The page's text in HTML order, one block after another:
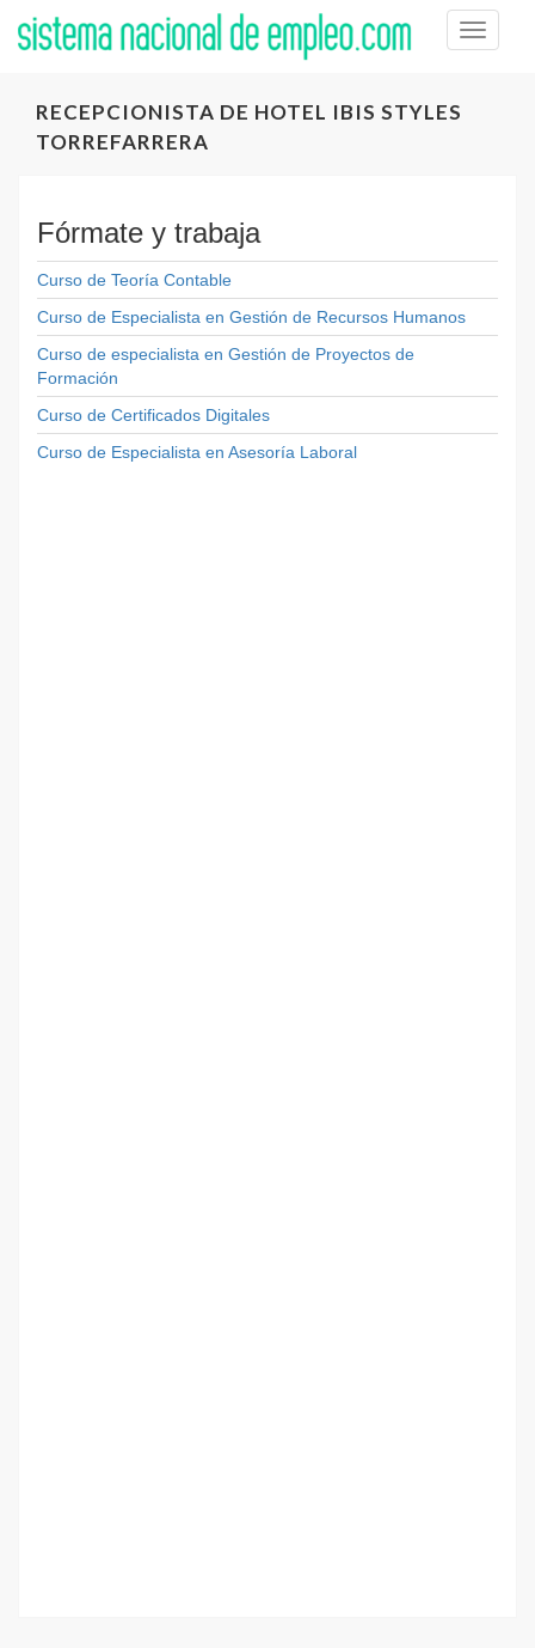
Toggle
RECEPCIONISTA DE HOTEL IBIS STYLES
TORREFARRERA
Fórmate y trabaja
Curso de Teoría Contable
Curso de Especialista en Gestión de Recursos Humanos
Curso de especialista en Gestión de Proyectos de
Formación
Curso de Certificados Digitales
Curso de Especialista en Asesoría Laboral